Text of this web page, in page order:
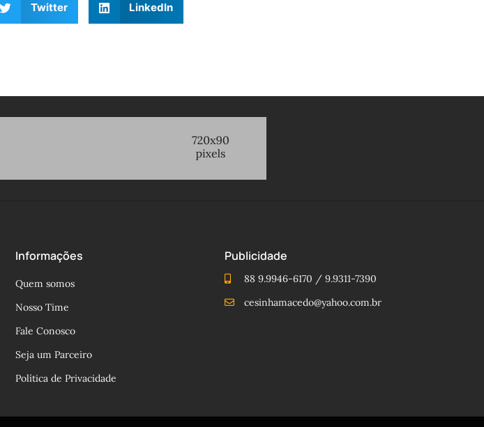
Twitter LinkedIn
Informações
Quem somos
Nosso Time
Fale Conosco
Seja um Parceiro
Política de Privacidade
Publicidade
88 9.9946-6170 / 9.9311-7390
cesinhamacedo@yahoo.com.br